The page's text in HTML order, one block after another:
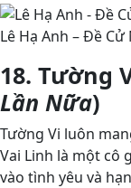
Lê Hạ Anh – Đề
18. Tường
Lần Nữa)
Tường Vi luôn
Vai Linh là một cô
vào tình yêu và